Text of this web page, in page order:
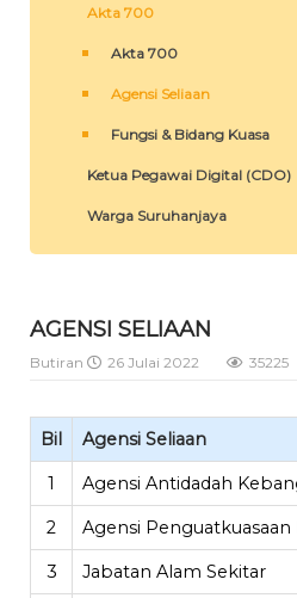
Akta 700
Akta 700
Agensi Seliaan
Fungsi & Bidang Kuasa
Ketua Pegawai Digital (CDO)
Warga Suruhanjaya
AGENSI SELIAAN
Butiran 26 Julai 2022 35225
Bil Agensi Seliaan
1 Agensi Antidadah
2 Agensi Penguatkuasaan
3 Jabatan Alam Sekitar